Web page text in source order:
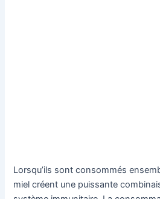
Lorsqu’ils sont consommés
miel créent une puissante